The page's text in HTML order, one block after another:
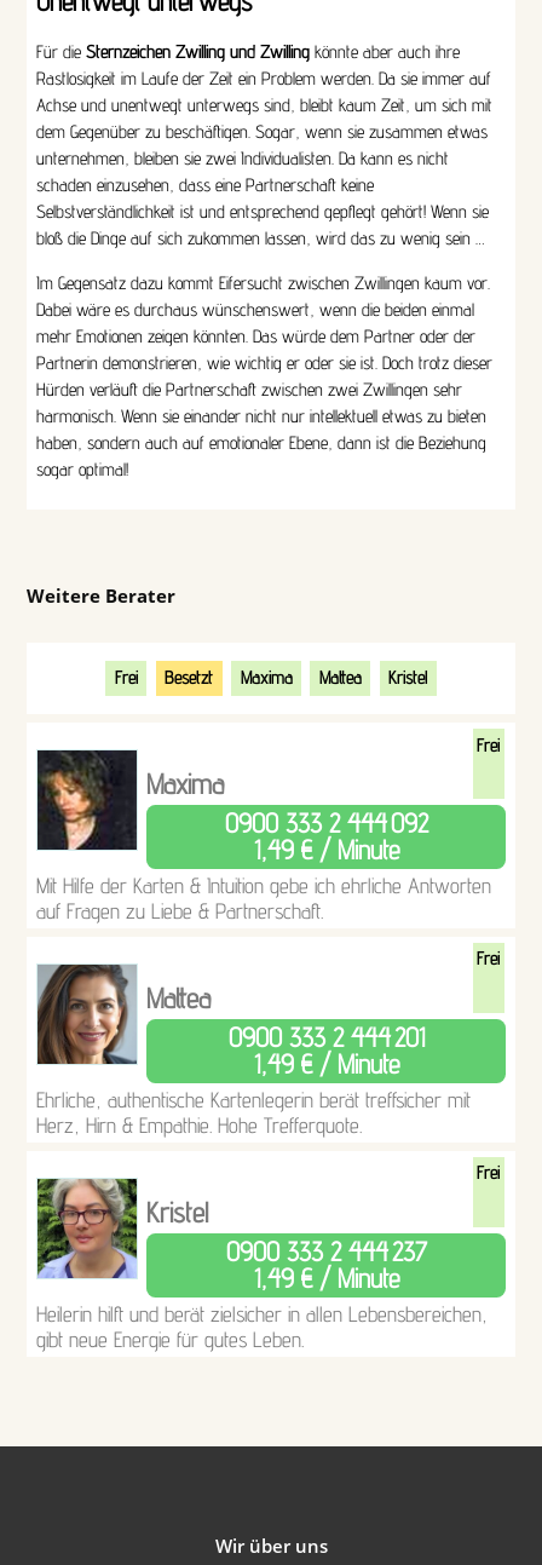
Für die Sternzeichen Zwilling und Zwillingkönnte aber auch ihre
Rastlosigkeit im Laufe der Zeit ein Problem werden. Da sie immer auf
Achse und unentwegt unterwegs sind, bleibt kaum Zeit, um sich mit
dem Gegenüber zu beschäftigen. Sogar, wenn sie zusammen etwas
unternehmen, bleiben sie zwei Individualisten. Da kann es nicht
schaden einzusehen, dass eine Partnerschaft keine
Selbstverständlichkeit ist und entsprechend gepflegt gehört! Wenn sie
bloß die Dinge auf sich zukommen lassen, wird das zu wenig sein …
Im Gegensatz dazu kommt Eifersucht zwischen Zwillingen kaum vor.
Dabei wäre es durchaus wünschenswert, wenn die beiden einmal
mehr Emotionen zeigen könnten. Das würde dem Partner oder der
Partnerin demonstrieren, wie wichtig er oder sie ist. Doch trotz dieser
Hürden verläuft die Partnerschaft zwischen zwei Zwillingen sehr
harmonisch. Wenn sie einander nicht nur intellektuell etwas zu bieten
haben, sondern auch auf emotionaler Ebene, dann ist die Beziehung
sogar optimal!
Weitere Berater
Frei Besetzt Maxima Mattea Kristel
Maxima
Frei
0900 333 2 444092
1,49 € / Minute
Mit Hilfe der Karten & Intuition gebe ich ehrliche Antworten
auf Fragen zu Liebe & Partnerschaft.
Mattea
Frei
0900 333 2 444201
1,49 € / Minute
Ehrliche, authentische Kartenlegerin berät treffsicher mit
Herz, Hirn & Empathie. Hohe Trefferquote.
Kristel
Frei
0900 333 2 444237
1,49 € / Minute
Heilerin hilft und berät zielsicher in allen Lebensbereichen,
gibt neue Energie für gutes Leben.
Wir über uns